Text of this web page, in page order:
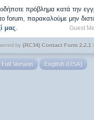
πρόβλημα κατά την
forum, παρακαλούμε μην
μας. Guest
by (RC34) Contact Form 2.2.1
Full Version English (USA)